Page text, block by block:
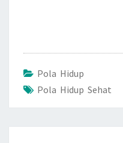
Pola Hidup
Pola Hidup Sehat